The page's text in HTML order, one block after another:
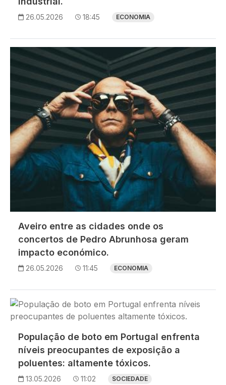
26.05.2026 18:45 ECONOMIA
Imagem
Aveiro entre as cidades onde os
concertos de Pedro Abrunhosa geram
impacto económico.
26.05.2026 11:45 ECONOMIA
Imagem
População de boto em Portugal enfrenta
níveis preocupantes de exposição a
poluentes: altamente tóxicos.
13.05.2026 11:02 SOCIEDADE